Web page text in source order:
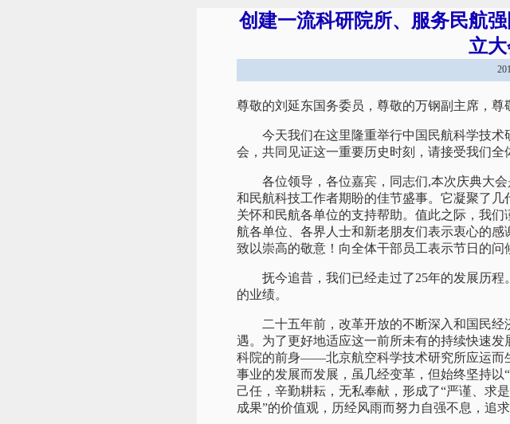
创建一流科研院所、服务民
立
尊敬的刘延东国务委员，尊敬的万钢副主席，尊
今天我们在这里隆重举行中国民航科学技术
会，共同见证这一重要历史时刻，请接受我们全
各位领导，各位嘉宾，同志们,本次庆典大会
和民航科技工作者期盼的佳节盛事。它凝聚了
关怀和民航各单位的支持帮助。值此之际，我
航各单位、各界人士和新老朋友们表示衷心的
致以崇高的敬意！向全体干部员工表示节日的问
抚今追昔，我们已经走过了25年的发展历程
的业绩。
二十五年前，改革开放的不断深入和国民经
遇。为了更好地适应这一前所未有的持续快速
科院的前身——北京航空科学技术研究所应运而
事业的发展而发展，虽几经变革，但始终坚持
己任，辛勤耕耘，无私奉献，形成了“严谨、求
成果”的价值观，历经风雨而努力自强不息，追